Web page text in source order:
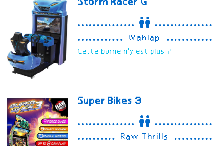
Storm Racer G
Wahlap
Cette borne n'y est plus ?
Super Bikes 3
Raw Thrills